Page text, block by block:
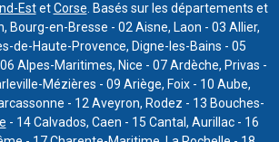
EstetCorse . Basés sur les départements et
Bourg-en-Bresse - 02 Aisne, Laon - 03 Allier,
de-Haute-Provence, Digne-les-Bains - 05
Alpes-Maritimes, Nice - 07 Ardèche, Privas -
Mézières - 09 Ariège, Foix - 10 Aube,
- 12 Aveyron, Rodez - 13 Bouches-
- 14 Calvados, Caen - 15 Cantal, Aurillac - 16